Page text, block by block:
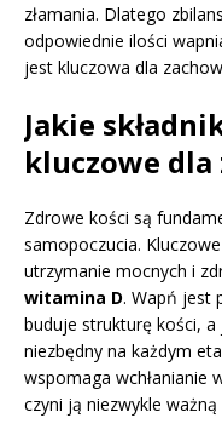
złamania. Dlatego
odpowiednie ilości
jest kluczowa dla
Jakie
kluczowe dla
Zdrowe kości są
samopoczucia.
utrzymanie mocnych i
witamina D. Wapń jest
buduje strukturę kości,
niezbędny na każdym
wspomaga wchłanianie
czyni ją niezwykle